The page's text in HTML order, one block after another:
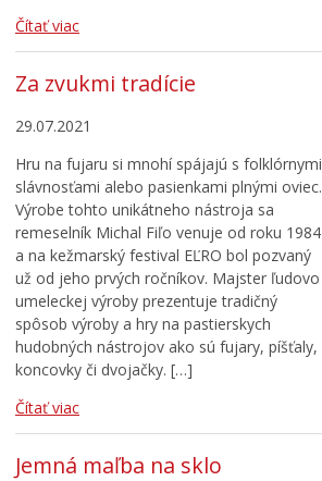
Čítať viac
Za zvukmi tradície
29.07.2021
Hru na fujaru si mnohí spájajú s folklórnymi
slávnosťami alebo pasienkami plnými oviec.
Výrobe tohto unikátneho nástroja sa
remeselník Michal Fiľo venuje od roku 1984
a na kežmarský festival EĽRO bol pozvaný
už od jeho prvých ročníkov. Majster ľudovo
umeleckej výroby prezentuje tradičný
spôsob výroby a hry na pastierskych
hudobných nástrojov ako sú fujary, píšťaly,
koncovky či dvojačky. […]
Čítať viac
Jemná maľba na sklo